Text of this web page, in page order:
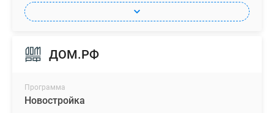
ДОМ.РФ
Программа
Новостройка